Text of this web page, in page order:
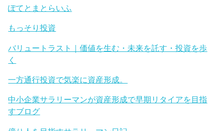
ぽてとまとらいふ
もっそり投資
バリュートラスト｜価値を生む・未来を託す・投資を歩
く
一方通行投資で気楽に資産形成。
中小企業サラリーマンが資産形成で早期リタイアを目指
すブログ